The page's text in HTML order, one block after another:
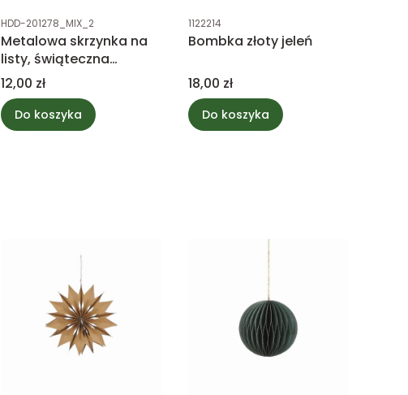
Kod produktu
HDD-201278_MIX_2
Metalowa skrzynka na
listy, świąteczna
zawieszka
Cena
12,00 zł
Do koszyka
Kod produktu
1122214
Bombka złoty jeleń
Cena
18,00 zł
Do koszyka